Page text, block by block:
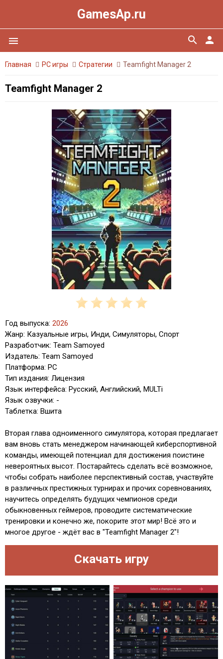
GamesAp.ru
menu person
search
Главная PC игры Стратегии Teamfight Manager 2
Teamfight Manager 2
Год выпуска: 2026
Жанр: Казуальные игры, Инди, Симуляторы, Спорт
Разработчик: Team Samoyed
Издатель: Team Samoyed
Платформа: PC
Тип издания: Лицензия
Язык интерфейса: Русский, Английский, MULTi
Язык озвучки: -
Таблетка: Вшита
Вторая глава одноименного симулятора, которая предлагает
вам вновь стать менеджером начинающей киберспортивной
команды, имеющей потенциал для достижения поистине
невероятных высот. Постарайтесь сделать всё возможное,
чтобы собрать наиболее перспективный состав, участвуйте
в различных престижных турнирах и прочих соревнованиях,
научитесь определять будущих чемпионов среди
обыкновенных геймеров, проводите систематические
тренировки и конечно же, покорите этот мир! Всё это и
многое другое - ждёт вас в "Teamfight Manager 2"!
Скачать игру